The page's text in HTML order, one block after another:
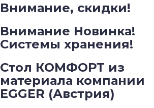
Внимание, скидки!
Внимание Новинка!
Системы хранения!
Стол КОМФОРТ из
материала компании
EGGER (Австрия)